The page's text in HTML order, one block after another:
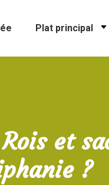
Plat principal
et
?